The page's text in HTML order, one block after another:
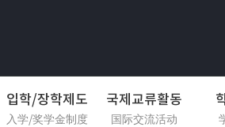
입학/장학제도
入学/奖学金制度
국제교류활동
国际交流活动